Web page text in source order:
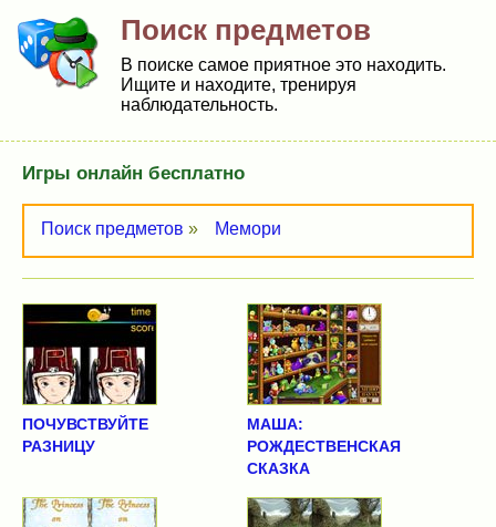
Поиск предметов
В поиске самое приятное это находить.
Ищите и находите, тренируя
наблюдательность.
Игры онлайн бесплатно
Поиск предметов » Мемори
ПОЧУВСТВУЙТЕ
РАЗНИЦУ
МАША:
РОЖДЕСТВЕНСКАЯ
СКАЗКА